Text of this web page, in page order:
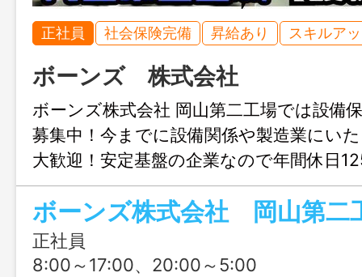
正社員 社会保険完備 昇給あり スキルア
ボーンズ 株式会社
ボーンズ株式会社 岡山第二工場では設備
募集中！今までに設備関係や製造業にい
大歓迎！安定基盤の企業なので年間休日
回！今までのご経験をボーンズで活かし
正社員
8:00～17:00、20:00～5:00